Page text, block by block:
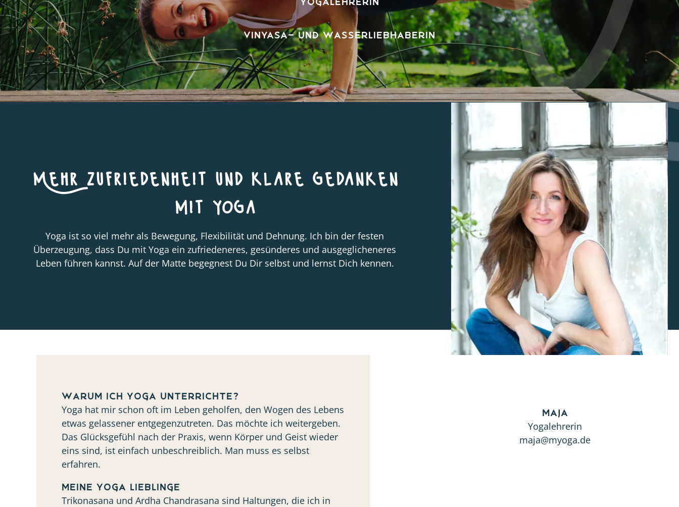
Yogalehrerin
Vinyasa- und Wasserliebhaberin
Mehr zufriedenheit und klare gedanken
mit yoga
Yoga ist so viel mehr als Bewegung, Flexibilität und Dehnung. Ich bin der festen
Überzeugung, dass Du mit Yoga ein zufriedeneres, gesünderes und ausgeglicheneres
Leben führen kannst. Auf der Matte begegnest Du Dir selbst und lernst Dich kennen.
Maja
Yogalehrerin
maja@myoga.de
Warum ich Yoga unterrichte?
Yoga hat mir schon oft im Leben geholfen, den Wogen des Lebens
etwas gelassener entgegenzutreten. Das möchte ich weitergeben.
Das Glücksgefühl nach der Praxis, wenn Körper und Geist wieder
eins sind, ist einfach unbeschreiblich. Man muss es selbst
erfahren.
Meine Yoga Lieblinge
Trikonasana und Ardha Chandrasana sind Haltungen, die ich in